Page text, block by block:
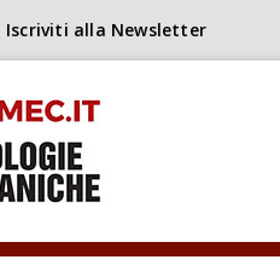
Iscriviti alla Newsletter